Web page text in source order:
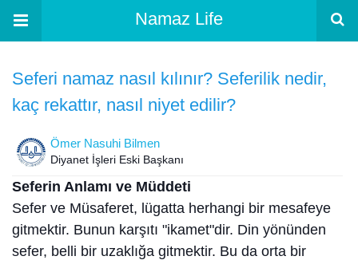
Namaz Life
Seferi namaz nasıl kılınır? Seferilik nedir,
kaç rekattır, nasıl niyet edilir?
Ömer Nasuhi Bilmen
Diyanet İşleri Eski Başkanı
Seferin Anlamı ve Müddeti
Sefer ve Müsaferet, lügatta herhangi bir mesafeye
gitmektir. Bunun karşıtı "ikamet"dir. Din yönünden
sefer, belli bir uzaklığa gitmektir. Bu da orta bir